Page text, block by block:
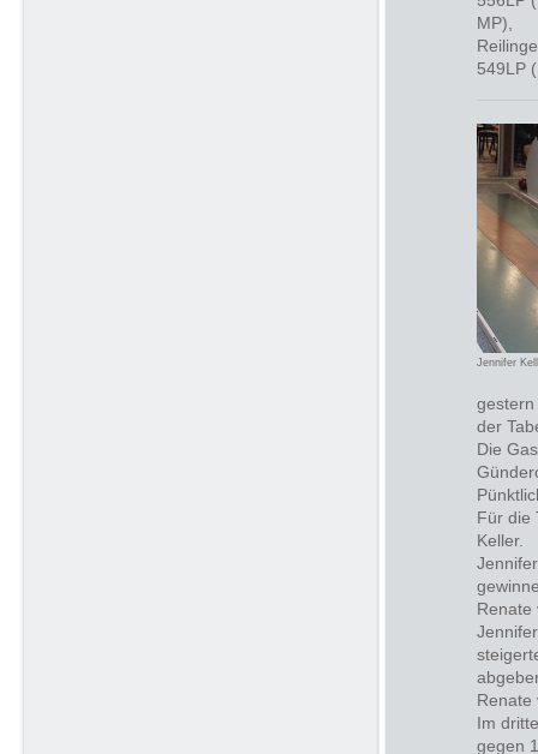
MP),
549LP
Jennifer
gestern
der
Die
Für die
Keller.
Renate
Renate
Im
gegen